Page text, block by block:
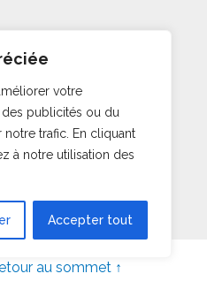
votre
publicités ou du
trafic. En cliquant
à notre utilisation des
Accepter tout
au sommet ↑